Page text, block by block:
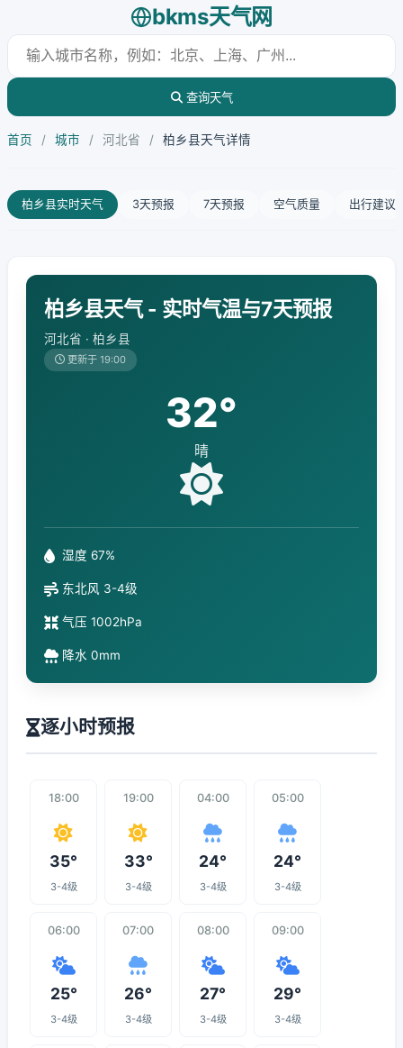
bkms天气网
查询天气
首页 / 城市 / 河北省 / 柏乡县天气详情
柏乡县实时天气 3天预报 7天预报 空气质量 出行建议
柏乡县天气 - 实时气温与7天预报
河北省 · 柏乡县
更新于 19:00
32°
晴
湿度 67%
东北风 3-4级
气压 1002hPa
降水 0mm
逐小时预报
18:00
35°
3-4级
19:00
33°
3-4级
04:00
24°
3-4级
05:00
24°
3-4级
06:00
25°
3-4级
07:00
26°
3-4级
08:00
27°
3-4级
09:00
29°
3-4级